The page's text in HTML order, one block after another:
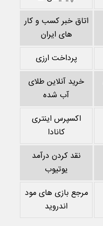
اتاق خبر کسب و کار
های ایران
پرداخت ارزی
خرید آنلاین طلای
آب شده
اکسپرس اینتری
کانادا
نقد کردن درآمد
یوتیوب
مرجع بازی های مود
اندروید